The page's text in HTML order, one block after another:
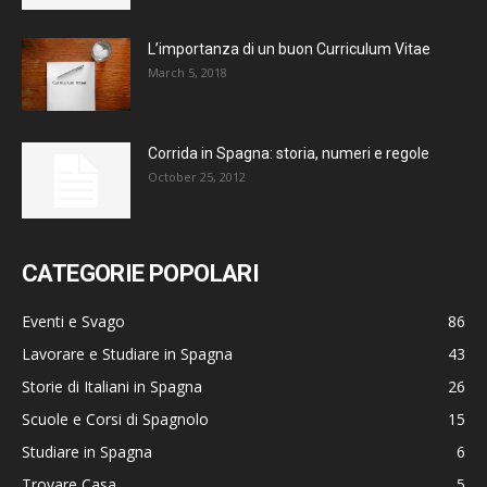
L’importanza di un buon Curriculum Vitae
March 5, 2018
Corrida in Spagna: storia, numeri e regole
October 25, 2012
CATEGORIE POPOLARI
Eventi e Svago
86
Lavorare e Studiare in Spagna
43
Storie di Italiani in Spagna
26
Scuole e Corsi di Spagnolo
15
Studiare in Spagna
6